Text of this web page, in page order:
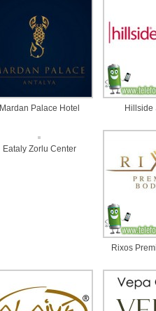
Mardan Palace Hotel Hillside
Eataly Zorlu Center
Rixos